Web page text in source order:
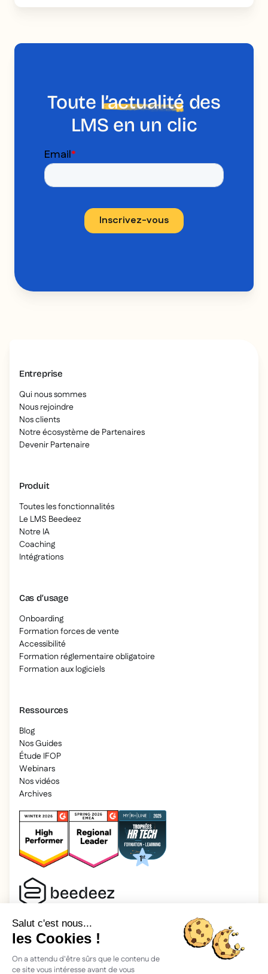
Toute l’actualité des
LMS en un clic
Entreprise
Qui nous sommes
Nous rejoindre
Nos clients
Notre écosystème de Partenaires
Devenir Partenaire
Produit
Toutes les fonctionnalités
Le LMS Beedeez
Notre IA
Coaching
Intégrations
Cas d’usage
Onboarding
Formation forces de vente
Accessibilité
Formation réglementaire obligatoire
Formation aux logiciels
Ressources
Blog
Nos Guides
Étude IFOP
Webinars
Nos vidéos
Archives
2026 Beedeez. Tous droits réservés.
Mentions légales